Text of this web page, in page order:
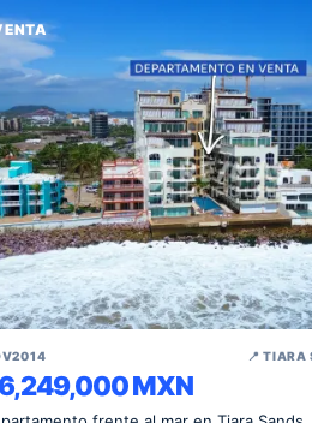
📍 TIARA
MXN